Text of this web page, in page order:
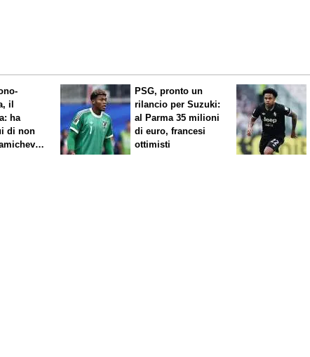
il
ha
di non
PSG, pronto un
rilancio per Suzuki:
al Parma 35 milioni
di euro, francesi
ottimisti